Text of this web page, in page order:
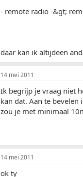
- remote radio -&gt;
daar kan ik altijdeen
14 mei 2011
Ik begrijp je vraag niet
kan dat. Aan te
zou je met minimaal
14 mei 2011
ok ty